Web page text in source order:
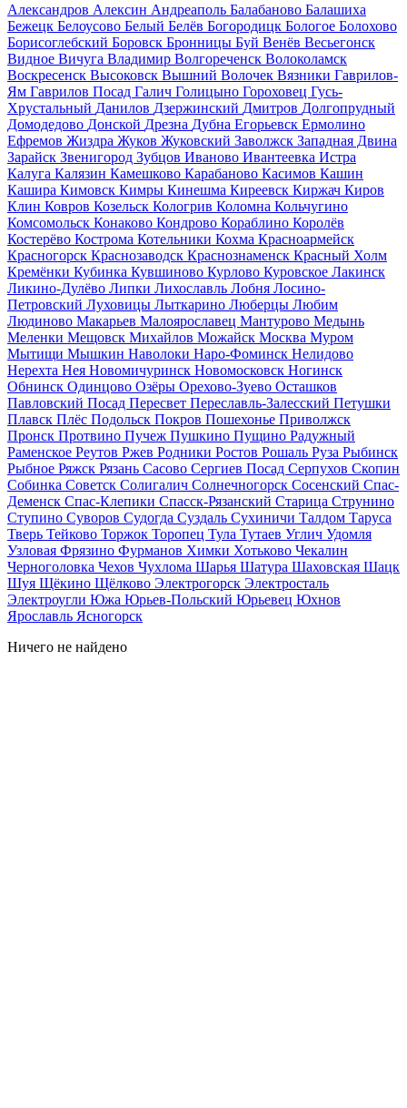
Александров Алексин Андреаполь Балабаново Балашиха
Бежецк Белоусово Белый Белёв Богородицк Бологое Болохово
Борисоглебский Боровск Бронницы Буй Венёв Весьегонск
Видное Вичуга Владимир Волгореченск Волоколамск
Воскресенск Высоковск Вышний Волочек Вязники Гаврилов-
Ям Гаврилов Посад Галич Голицыно Гороховец Гусь-
Хрустальный Данилов Дзержинский Дмитров Долгопрудный
Домодедово Донской Дрезна Дубна Егорьевск Ермолино
Ефремов Жиздра Жуков Жуковский Заволжск Западная Двина
Зарайск Звенигород Зубцов Иваново Ивантеевка Истра
Калуга Калязин Камешково Карабаново Касимов Кашин
Кашира Кимовск Кимры Кинешма Киреевск Киржач Киров
Клин Ковров Козельск Кологрив Коломна Кольчугино
Комсомольск Конаково Кондрово Кораблино Королёв
Костерёво Кострома Котельники Кохма Красноармейск
Красногорск Краснозаводск Краснознаменск Красный Холм
Кремёнки Кубинка Кувшиново Курлово Куровское Лакинск
Ликино-Дулёво Липки Лихославль Лобня Лосино-
Петровский Луховицы Лыткарино Люберцы Любим
Людиново Макарьев Малоярославец Мантурово Медынь
Меленки Мещовск Михайлов Можайск Москва Муром
Мытищи Мышкин Наволоки Наро-Фоминск Нелидово
Нерехта Нея Новомичуринск Новомосковск Ногинск
Обнинск Одинцово Озёры Орехово-Зуево Осташков
Павловский Посад Пересвет Переславль-Залесский Петушки
Плавск Плёс Подольск Покров Пошехонье Приволжск
Пронск Протвино Пучеж Пушкино Пущино Радужный
Раменское Реутов Ржев Родники Ростов Рошаль Руза Рыбинск
Рыбное Ряжск Рязань Сасово Сергиев Посад Серпухов Скопин
Собинка Советск Солигалич Солнечногорск Сосенский Спас-
Деменск Спас-Клепики Спасск-Рязанский Старица Струнино
Ступино Суворов Судогда Суздаль Сухиничи Талдом Таруса
Тверь Тейково Торжок Торопец Тула Тутаев Углич Удомля
Узловая Фрязино Фурманов Химки Хотьково Чекалин
Черноголовка Чехов Чухлома Шарья Шатура Шаховская Шацк
Шуя Щёкино Щёлково Электрогорск Электросталь
Электроугли Южа Юрьев-Польский Юрьевец Юхнов
Ярославль Ясногорск
Ничего не найдено